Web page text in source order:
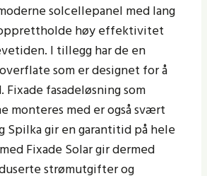
solcellepanel med lang
høy effektivitet
I tillegg har de en
som er designet for å
fasadeløsning som
monteres med er også svært
Spilka gir en garantitid på hele
Fixade Solar gir dermed
strømutgifter og